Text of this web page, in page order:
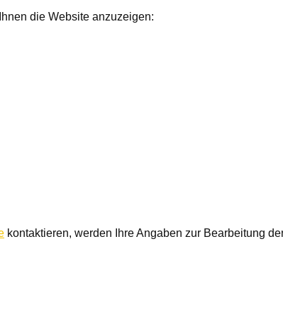
die Website anzuzeigen:
kontaktieren, werden Ihre Angaben zur Bearbeitung